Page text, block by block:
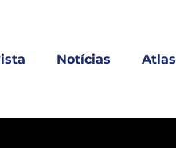
Notícias Atlas